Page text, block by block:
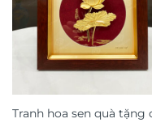
Tranh hoa sen quà tặng